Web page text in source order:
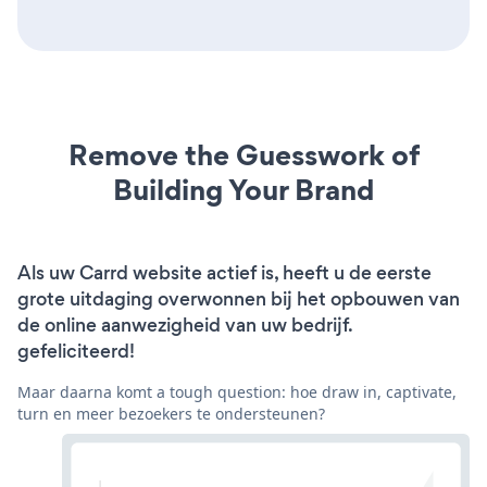
Remove the Guesswork of
Building Your Brand
Als uw Carrd website actief is, heeft u de eerste
grote uitdaging overwonnen bij het opbouwen van
de online aanwezigheid van uw bedrijf.
gefeliciteerd!
Maar daarna komt a tough question: hoe draw in, captivate,
turn en meer bezoekers te ondersteunen?